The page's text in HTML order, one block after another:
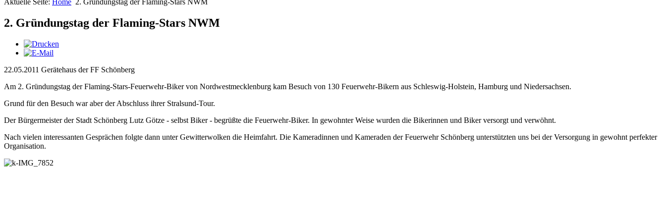
2. Gründungstag der Flaming-Stars NWM
22.05.2011 Gerätehaus der FF Schönberg
Am 2. Gründungstag der Flaming-Stars-Feuerwehr-Biker von Nordwestmecklenburg kam Besuch von 130 Feuerwehr-Bikern aus Schleswig-Holstein, Hamburg und Niedersachsen.
Grund für den Besuch war aber der Abschluss ihrer Stralsund-Tour.
Der Bürgermeister der Stadt Schönberg Lutz Götze - selbst Biker - begrüßte die Feuerwehr-Biker. In gewohnter Weise wurden die Bikerinnen und Biker versorgt und verwöhnt.
Nach vielen interessanten Gesprächen folgte dann unter Gewitterwolken die Heimfahrt. Die Kameradinnen und Kameraden der Feuerwehr Schönberg unterstützten uns bei der Versorgung in gewohnt perfekter
Organisation.